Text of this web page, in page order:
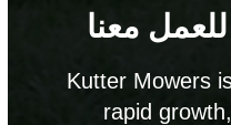
معنا
Kutter Mowers
rapid